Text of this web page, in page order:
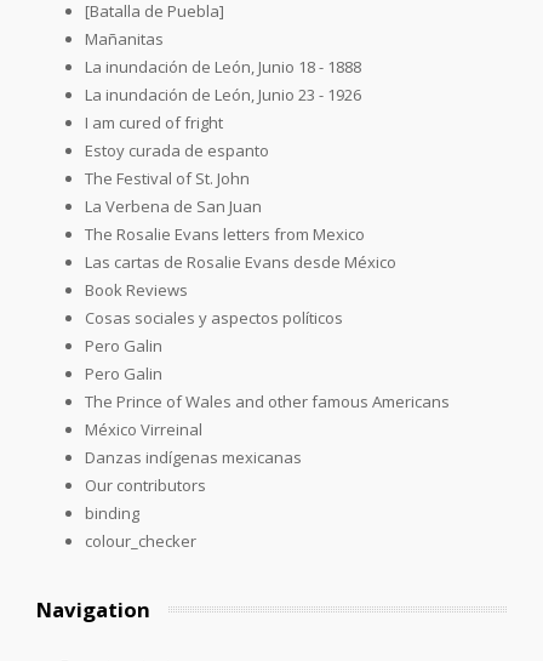
[Batalla de Puebla]
Mañanitas
La inundación de León, Junio 18 - 1888
La inundación de León, Junio 23 - 1926
I am cured of fright
Estoy curada de espanto
The Festival of St. John
La Verbena de San Juan
The Rosalie Evans letters from Mexico
Las cartas de Rosalie Evans desde México
Book Reviews
Cosas sociales y aspectos políticos
Pero Galin
Pero Galin
The Prince of Wales and other famous Americans
México Virreinal
Danzas indígenas mexicanas
Our contributors
binding
colour_checker
Navigation